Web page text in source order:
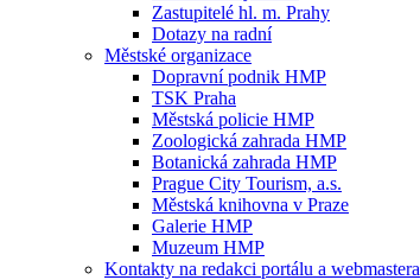
Zastupitelé hl. m. Prahy
Dotazy na radní
Městské organizace
Dopravní podnik HMP
TSK Praha
Městská policie HMP
Zoologická zahrada HMP
Botanická zahrada HMP
Prague City Tourism, a.s.
Městská knihovna v Praze
Galerie HMP
Muzeum HMP
Kontakty na redakci portálu a webmastera